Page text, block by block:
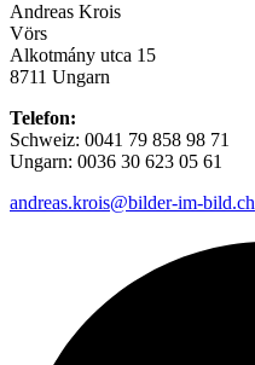
Andreas Krois
Vörs
Alkotmány utca 15
8711 Ungarn
Telefon:
Schweiz: 0041 79 858 98 71
Ungarn: 0036 30 623 05 61
andreas.krois@bilder-im-bild.ch